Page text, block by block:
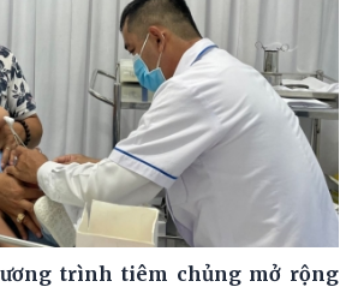
trình tiêm chủng mở rộng